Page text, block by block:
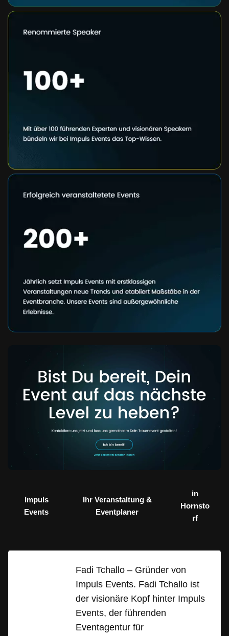
Impuls
Events
Ihr Veranstaltung &
Eventplaner
in
Hornsto
rf
Fadi Tchallo – Gründer von
Impuls Events. Fadi Tchallo ist
der visionäre Kopf hinter Impuls
Events, der führenden
Eventagentur für